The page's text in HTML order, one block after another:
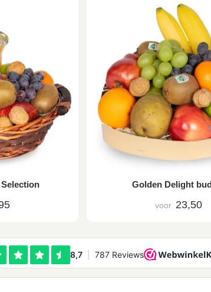
Golden Delight
voor 23,50